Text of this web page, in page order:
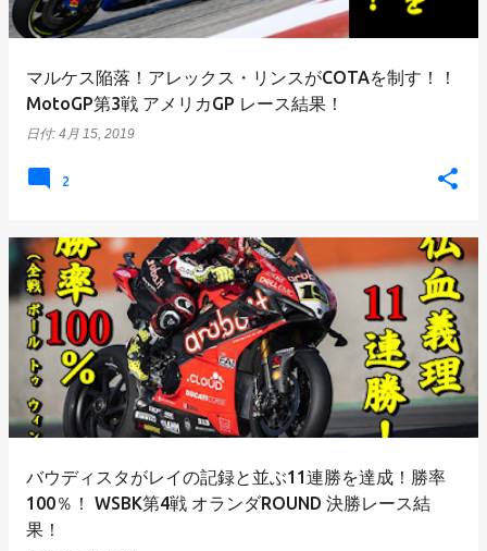
マルケス陥落！アレックス・リンスがCOTAを制す！！
MotoGP第3戦 アメリカGP レース結果！
日付: 4月 15, 2019
2
バウディスタがレイの記録と並ぶ11連勝を達成！勝率
100％！ WSBK第4戦 オランダROUND 決勝レース結
果！